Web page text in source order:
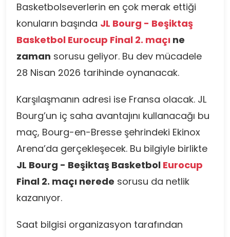
Basketbolseverlerin en çok merak ettiği
konuların başında JL Bourg - Beşiktaş
Basketbol Eurocup Final 2. maçı ne
zaman sorusu geliyor. Bu dev mücadele
28 Nisan 2026 tarihinde oynanacak.
Karşılaşmanın adresi ise Fransa olacak. JL
Bourg’un iç saha avantajını kullanacağı bu
maç, Bourg-en-Bresse şehrindeki Ekinox
Arena’da gerçekleşecek. Bu bilgiyle birlikte
JL Bourg - Beşiktaş Basketbol Eurocup
Final 2. maçı nerede sorusu da netlik
kazanıyor.
Saat bilgisi organizasyon tarafından